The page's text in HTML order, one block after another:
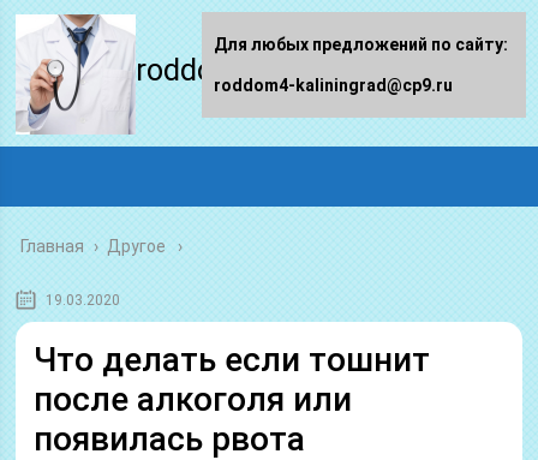
roddom4-kaliningrad.ru
Главная › Другое
19.03.2020
Что делать если тошнит
после алкоголя или
появилась рвота
Для любых предложений по сайту:
roddom4-kaliningrad@cp9.ru